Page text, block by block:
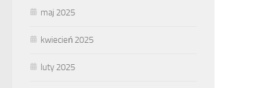
maj 2025
kwiecień 2025
luty 2025